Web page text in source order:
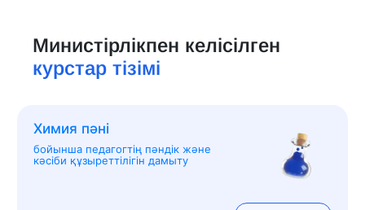
Министірлікпен келісілген
курстар тізімі
Химия пәні
бойынша педагогтің пәндік және
кәсіби құзыреттілігін дамыту